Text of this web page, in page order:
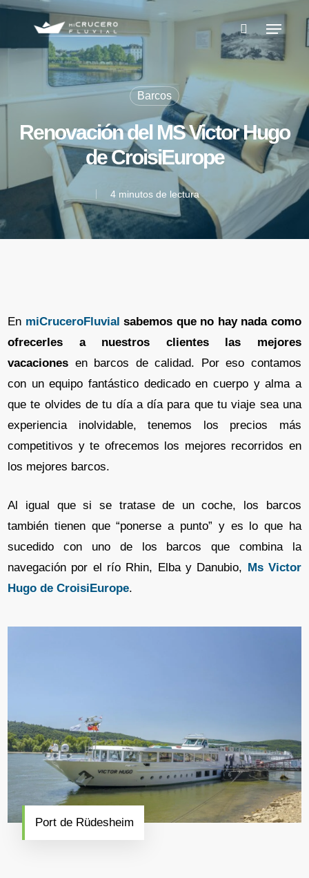
Skip
main
buscar
Menu
Barcos
Renovación del MS Victor Hugo
de CroisiEurope
4 minutos de lectura
En miCruceroFluvial sabemos que no hay nada como
ofrecerles a nuestros clientes las mejores
vacaciones en barcos de calidad. Por eso contamos
con un equipo fantástico dedicado en cuerpo y alma a
que te olvides de tu día a día para que tu viaje sea una
experiencia inolvidable, tenemos los precios más
competitivos y te ofrecemos los mejores recorridos en
los mejores barcos.
Al igual que si se tratase de un coche, los barcos
también tienen que “ponerse a punto” y es lo que ha
sucedido con uno de los barcos que combina la
navegación por el río Rhin, Elba y Danubio, Ms Victor
Hugo de CroisiEurope.
Port de Rüdesheim